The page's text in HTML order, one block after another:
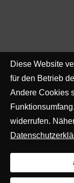
Diese Website
für den Betrieb
Andere Cookies
widerrufen.